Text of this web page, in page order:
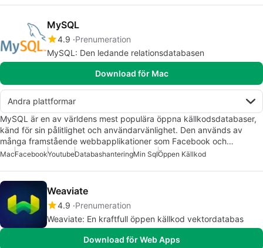
MySQL
4.9 Prenumeration
MySQL: Den ledande relationsdatabasen
Download för Mac
Andra plattformar
MySQL är en av världens mest populära öppna källkodsdatabaser,
känd för sin pålitlighet och användarvänlighet. Den används av
många framstående webbapplikationer som Facebook och…
MacFacebookYoutubeDatabashanteringMin SqlÖppen Källkod
Weaviate
4.9 Prenumeration
Weaviate: En kraftfull öppen källkod vektordatabas
Download för Web Apps